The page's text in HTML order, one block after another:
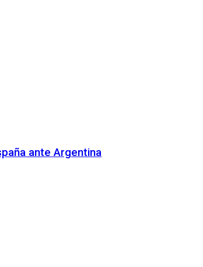
ante Argentina